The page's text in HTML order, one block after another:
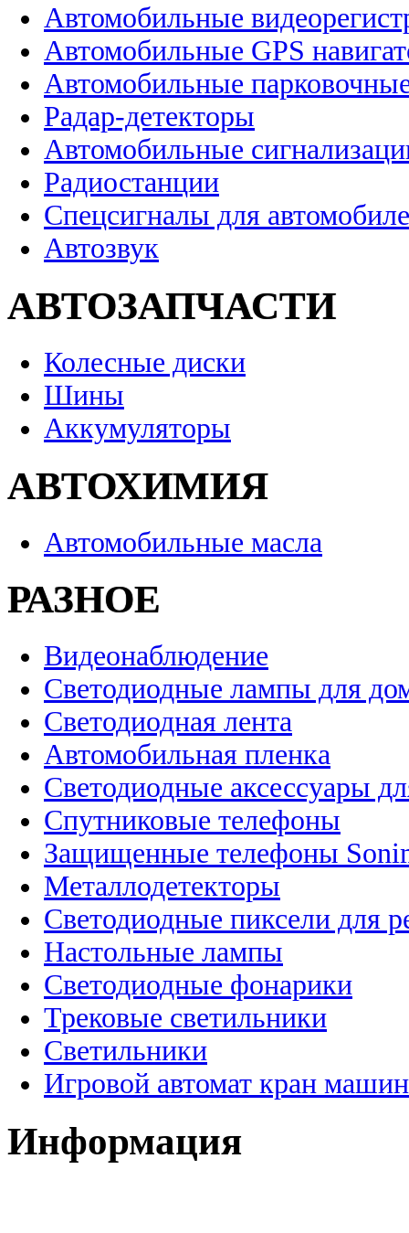
Автомобильные
Автомобильные GPS
Автомобильные
Радар-детекторы
Автомобильные
Радиостанции
Спецсигналы для
Автозвук
АВТОЗАПЧАСТИ
Колесные диски
Шины
Аккумуляторы
АВТОХИМИЯ
Автомобильные масла
РАЗНОЕ
Видеонаблюдение
Светодиодные лампы для
Светодиодная лента
Автомобильная пленка
Светодиодные аксессуары
Спутниковые телефоны
Защищенные телефоны
Металлодетекторы
Светодиодные пиксели для
Настольные лампы
Светодиодные фонарики
Трековые светильники
Светильники
Игровой автомат кран
Информация